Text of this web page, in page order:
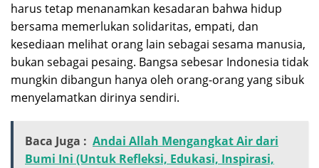
harus tetap menanamkan kesadaran bahwa hidup
bersama memerlukan solidaritas, empati, dan
kesediaan melihat orang lain sebagai sesama manusia,
bukan sebagai pesaing. Bangsa sebesar Indonesia tidak
mungkin dibangun hanya oleh orang-orang yang sibuk
menyelamatkan dirinya sendiri.
Baca Juga : Andai Allah Mengangkat Air dari
Bumi Ini (Untuk Refleksi, Edukasi, Inspirasi,